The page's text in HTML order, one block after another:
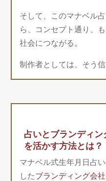
そして、このマナベル
ら、コンセプト通り、
社会につながる。
制作者としては、そう
占いとブランディ
を活かす方法とは？
マナベル式生年月日占
したブランディング会社